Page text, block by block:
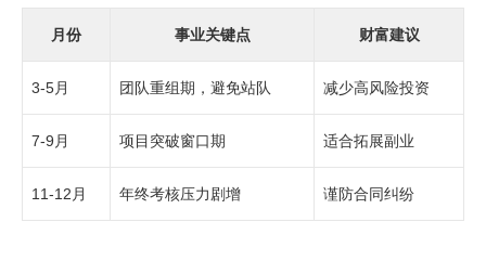
月份 事业关键点 财富建议
3-5月 团队重组期，避免站队 减少高风险投资
7-9月 项目突破窗口期 适合拓展副业
11-12月 年终考核压力剧增 谨防合同纠纷